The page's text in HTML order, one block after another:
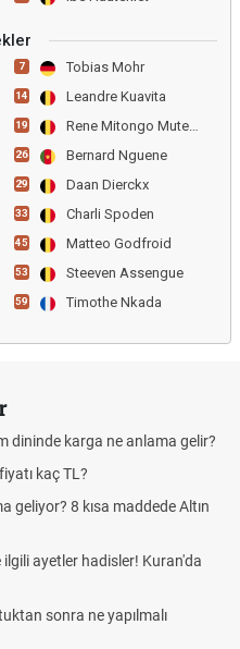
7 Tobias Mohr
14 Leandre Kuavita
19 Rene Mitongo Muteba
26 Bernard Nguene
29 Daan Dierckx
33 Charli Spoden
45 Matteo Godfroid
53 Steeven Assengue
59 Timothe Nkada
dininde karga ne anlama gelir?
kaç TL?
geliyor? 8 kısa maddede Altın
ilgili ayetler hadisler! Kuran'da
sonra ne yapılmalı